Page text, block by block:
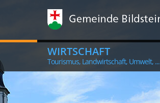
WIRTSCHAFT
Tourismus, Landwirtschaft, Umwelt, ...